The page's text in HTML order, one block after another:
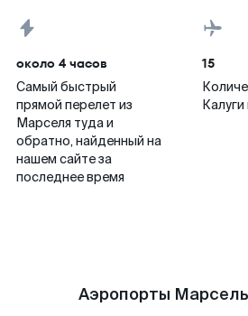
около 4 часов
Самый быстрый
прямой перелет из
Марселя туда и
обратно, найденный на
нашем сайте за
последнее время
15
Аэропорты